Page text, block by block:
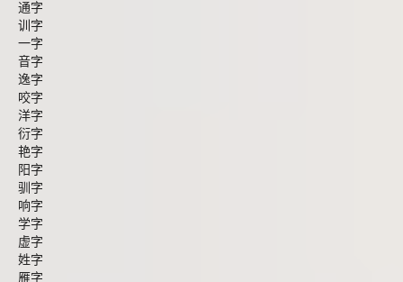
通字
训字
一字
音字
逸字
咬字
洋字
衍字
艳字
阳字
驯字
响字
学字
虚字
姓字
雁字